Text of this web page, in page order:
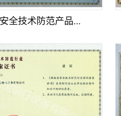
全技术防范产品...